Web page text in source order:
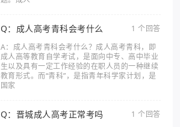
Q：成人高考青科会考什么
1 个回答
A：成人高考青科会考什么？成人高考青科，即
成人高等教育自学考试，是面向中专、高中毕业
生以及具有一定工作经验的在职人员的一种继续
教育形式。而“青科”，是指青年科学家计划，是
国家
Q：晋城成人高考正常考吗
1 个回答